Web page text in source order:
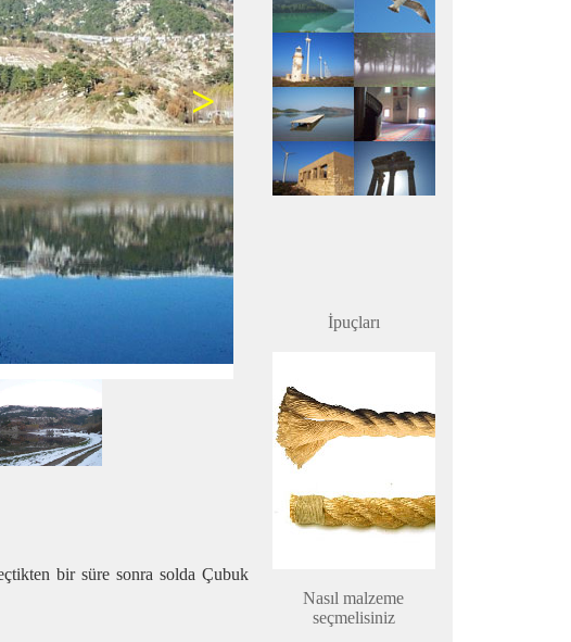
>
bir süre sonra solda Çubuk
İpuçları
Nasıl malzeme
seçmelisiniz